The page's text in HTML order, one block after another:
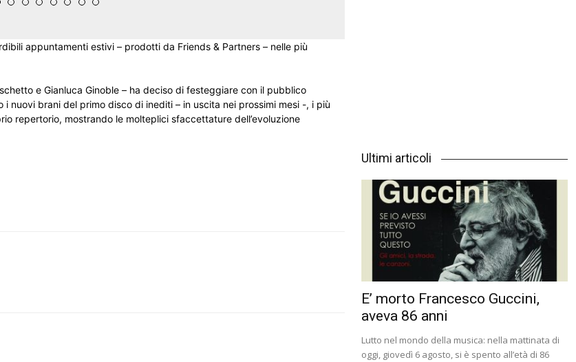
appuntamenti estivi – prodotti da Friends & Partners – nelle più
e Gianluca Ginoble – ha deciso di festeggiare con il pubblico
nuovi brani del primo disco di inediti – in uscita nei prossimi mesi -, i più
repertorio, mostrando le molteplici sfaccettature dell’evoluzione
Ultimi articoli
E’ morto Francesco Guccini,
aveva 86 anni
Lutto nel mondo della musica: nella mattinata di
oggi, giovedì 6 agosto, si è spento all’età di 86